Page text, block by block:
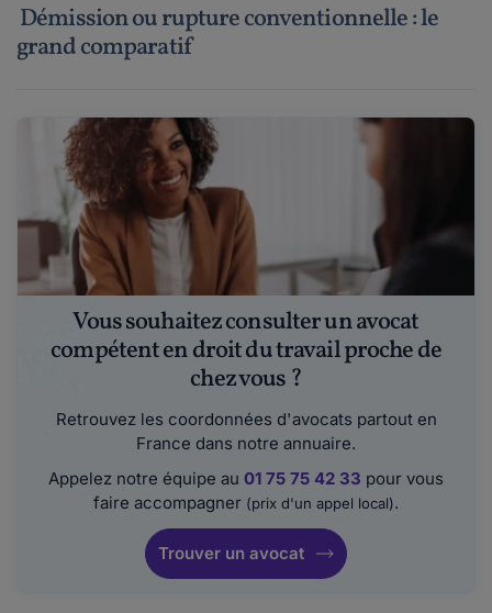
Démission ou rupture conventionnelle : le
grand comparatif
Vous souhaitez consulter un avocat
compétent en droit du travail proche de
chez vous ?
Retrouvez les coordonnées d'avocats partout en
France dans notre annuaire.
Appelez notre équipe au 01 75 75 42 33 pour vous
faire accompagner (prix d'un appel local).
Trouver un avocat